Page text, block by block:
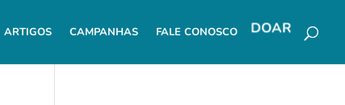
ARTIGOS CAMPANHAS FALE CONOSCO DOAR